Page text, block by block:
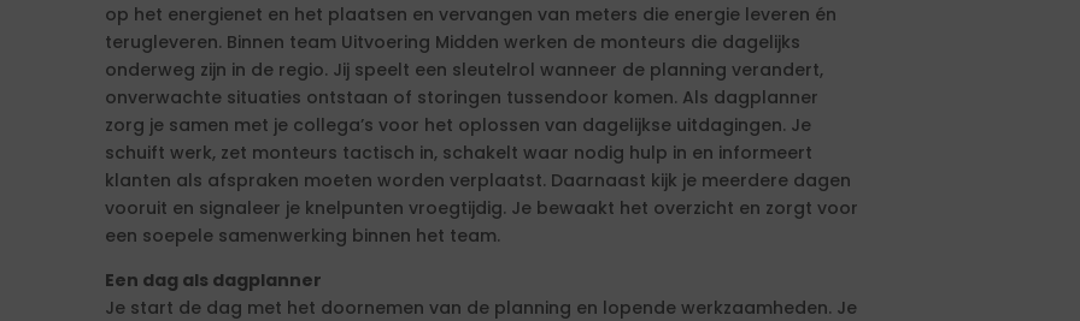
op het energienet en het plaatsen en vervangen van meters die energie leveren én
terugleveren. Binnen team Uitvoering Midden werken de monteurs die dagelijks
onderweg zijn in de regio. Jij speelt een sleutelrol wanneer de planning verandert,
onverwachte situaties ontstaan of storingen tussendoor komen. Als dagplanner
zorg je samen met je collega’s voor het oplossen van dagelijkse uitdagingen. Je
schuift werk, zet monteurs tactisch in, schakelt waar nodig hulp in en informeert
klanten als afspraken moeten worden verplaatst. Daarnaast kijk je meerdere dagen
vooruit en signaleer je knelpunten vroegtijdig. Je bewaakt het overzicht en zorgt voor
een soepele samenwerking binnen het team.
Een dag als dagplanner
Je start de dag met het doornemen van de planning en lopende werkzaamheden. Je